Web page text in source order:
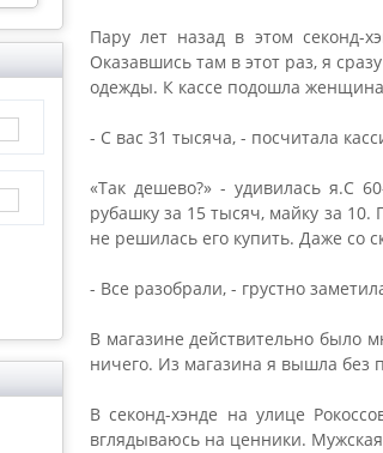
Пару лет назад в этом секонд-
Оказавшись там в этот раз, я
одежды. К кассе подошла
- С вас 31 тысяча, - посчитала
«Так дешево?» - удивилась я.С
рубашку за 15 тысяч, майку за
не решилась его купить. Даже со
- Все разобрали, - грустно
В магазине действительно было
ничего. Из магазина я вышла без
В секонд-хэнде на улице
вглядываюсь на ценники.